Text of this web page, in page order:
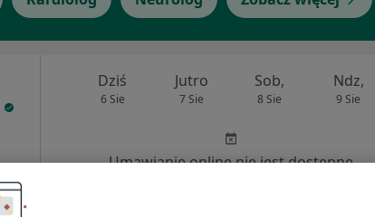
Dziś
6 Sie
Jutro
7 Sie
Sob,
8 Sie
Ndz,
9 Sie
Umawianie online nie jest dostępne